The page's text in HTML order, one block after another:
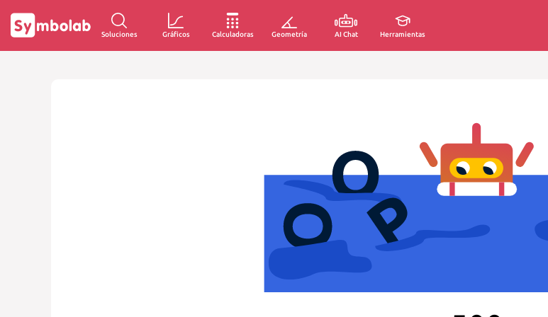
Soluciones Gráficos Calculadoras Geometría AI Chat Herramientas